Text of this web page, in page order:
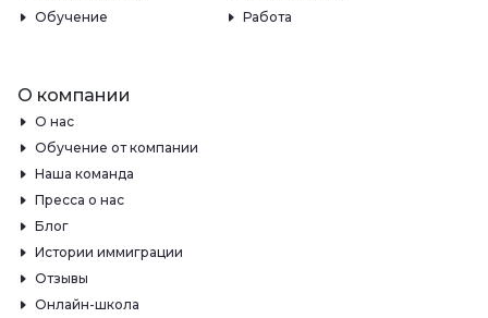
Обучение
Работа
О компании
О нас
Обучение от компании
Наша команда
Пресса о нас
Блог
Истории иммиграции
Отзывы
Онлайн-школа